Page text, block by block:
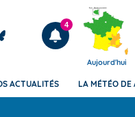
Articles
4
Aujourd'hui
ACTUALITÉS LA MÉTÉO DE